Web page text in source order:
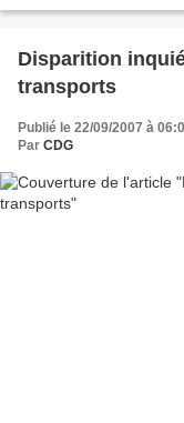
Disparition
transports
Publié le 22/09/2007 à
Par CDG